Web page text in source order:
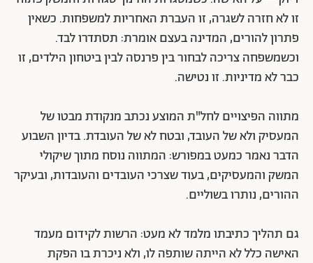
זו לא חזרה לשגרה, זו העברת האחריות למשפחות. כשאין
פתרון להורים, המדינה בעצם אומרת: תסתדרו לבד.
וכשמשפחה צריכה לבחור בין פרנסה לבין ביטחון הילדים, זו
כבר לא מדיניות. זו נטישה.
מתווה הפיצויים לחל"ת המוצע נכתב מנקודת מבטו של
המעסיק ולא של העובד, ובטח לא של העובדת. בדיון השבוע
הדבר נאמר כמעט במפורש: המתווה נוסח מתוך שיקולי
המשק והמעסיקים, בעוד שצרכי העובדים והעובדות, ובעיקר
ההורים, נותרו בשוליים.
גם תהליך כתיבתו מלמד לא מעט: הרשות לקידום מעמד
האישה כלל לא הייתה שותפה לו, ולא ניכרת בו הפקת